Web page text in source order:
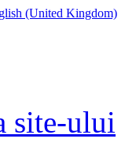
site-ului